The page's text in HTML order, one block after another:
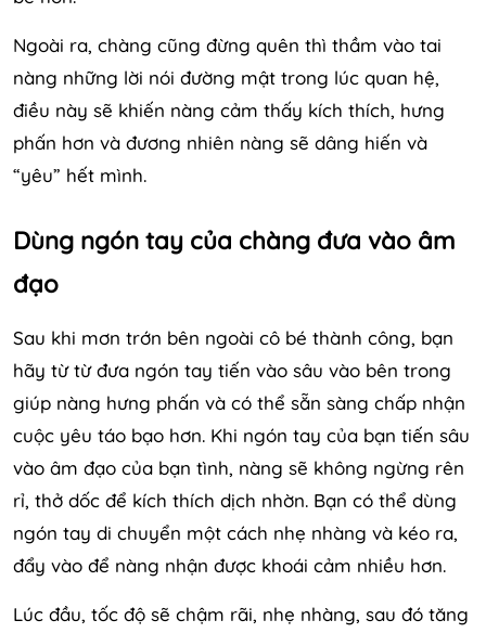
Ngoài ra, chàng cũng đừng quên thì thầm vào tai
nàng những lời nói đường mật trong lúc quan hệ,
điều này sẽ khiến nàng cảm thấy kích thích, hưng
phấn hơn và đương nhiên nàng sẽ dâng hiến và
“yêu” hết mình.
Dùng ngón tay của chàng đưa vào âm
đạo
Sau khi mơn trớn bên ngoài cô bé thành công, bạn
hãy từ từ đưa ngón tay tiến vào sâu vào bên trong
giúp nàng hưng phấn và có thể sẵn sàng chấp nhận
cuộc yêu táo bạo hơn. Khi ngón tay của bạn tiến sâu
vào âm đạo của bạn tình, nàng sẽ không ngừng rên
rỉ, thở dốc để kích thích dịch nhờn. Bạn có thể dùng
ngón tay di chuyển một cách nhẹ nhàng và kéo ra,
đẩy vào để nàng nhận được khoái cảm nhiều hơn.
Lúc đầu, tốc độ sẽ chậm rãi, nhẹ nhàng, sau đó tăng